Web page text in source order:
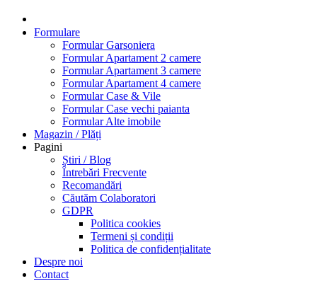
Formulare
Formular Garsoniera
Formular Apartament 2 camere
Formular Apartament 3 camere
Formular Apartament 4 camere
Formular Case & Vile
Formular Case vechi paianta
Formular Alte imobile
Magazin / Plăți
Pagini
Știri / Blog
Întrebări Frecvente
Recomandări
Căutăm Colaboratori
GDPR
Politica cookies
Termeni și condiții
Politica de confidențialitate
Despre noi
Contact